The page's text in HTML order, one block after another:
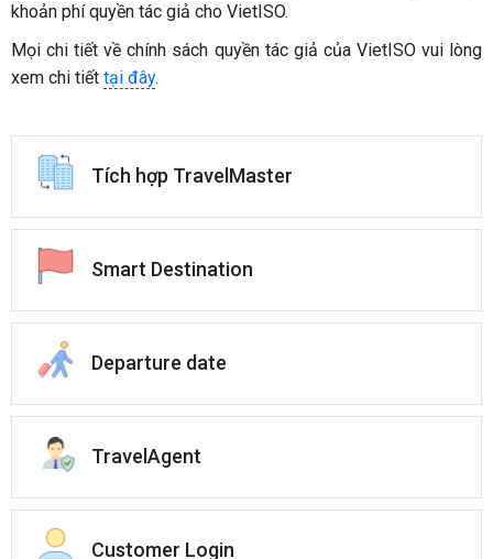
khoản phí quyền tác giả cho VietISO.
Mọi chi tiết về chính sách quyền tác giả của VietISO vui lòng
xem chi tiết tại đây.
Tích hợp TravelMaster
Smart Destination
Departure date
TravelAgent
Customer Login